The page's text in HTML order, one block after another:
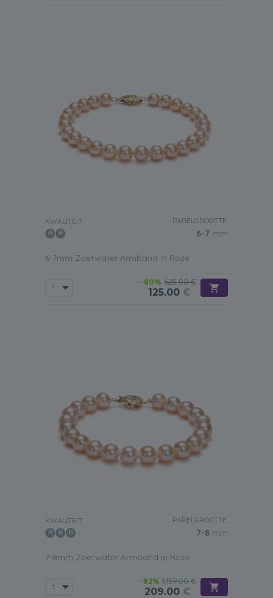
KWALITEIT: PARELGROOTTE:
6-7 mm
6-7mm Zoetwater Armband in Roze
-80% 625.00 €
125.00 €
KWALITEIT: PARELGROOTTE:
7-8 mm
7-8mm Zoetwater Armband in Roze
-82% 1,139.00 €
209.00 €